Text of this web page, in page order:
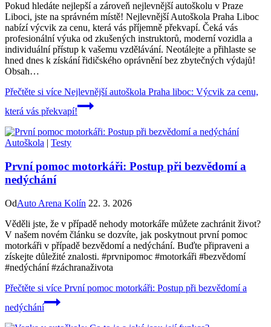
Pokud hledáte nejlepší a zároveň nejlevnější autoškolu v Praze
Liboci, jste na správném místě! Nejlevnější Autoškola Praha Liboc
nabízí výcvik za cenu, která vás příjemně překvapí. Čeká vás
profesionální výuka od zkušených instruktorů, moderní vozidla a
individuální přístup k vašemu vzdělávání. Neotálejte a přihlaste se
hned dnes k získání řidičského oprávnění bez zbytečných výdajů!
Obsah…
Přečtěte si více Nejlevnější autoškola Praha liboc: Výcvik za cenu,
která vás překvapí!
Autoškola | Testy
První pomoc motorkáři: Postup při bezvědomí a
nedýchání
OdAuto Arena Kolín 22. 3. 2026
Věděli jste, že v případě nehody motorkáře můžete zachránit život?
V našem novém článku se dozvíte, jak poskytnout první pomoc
motorkáři v případě bezvědomí a nedýchání. Buďte připraveni a
získejte důležité znalosti. #prvnipomoc #motorkáři #bezvědomí
#nedýchání #záchranaživota
Přečtěte si více První pomoc motorkáři: Postup při bezvědomí a
nedýchání